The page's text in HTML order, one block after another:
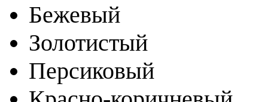
Бежевый
Золотистый
Персиковый